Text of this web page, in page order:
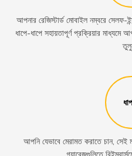
আপনার রেজিস্টার্ড মোবাইল নম্বরে সেলফ-
ধাপে-ধাপে সহায়তাপূর্ণ প্রক্রিয়ার মাধ্যমে
আপনি যেভাবে মেরামত করাতে চান, সেই